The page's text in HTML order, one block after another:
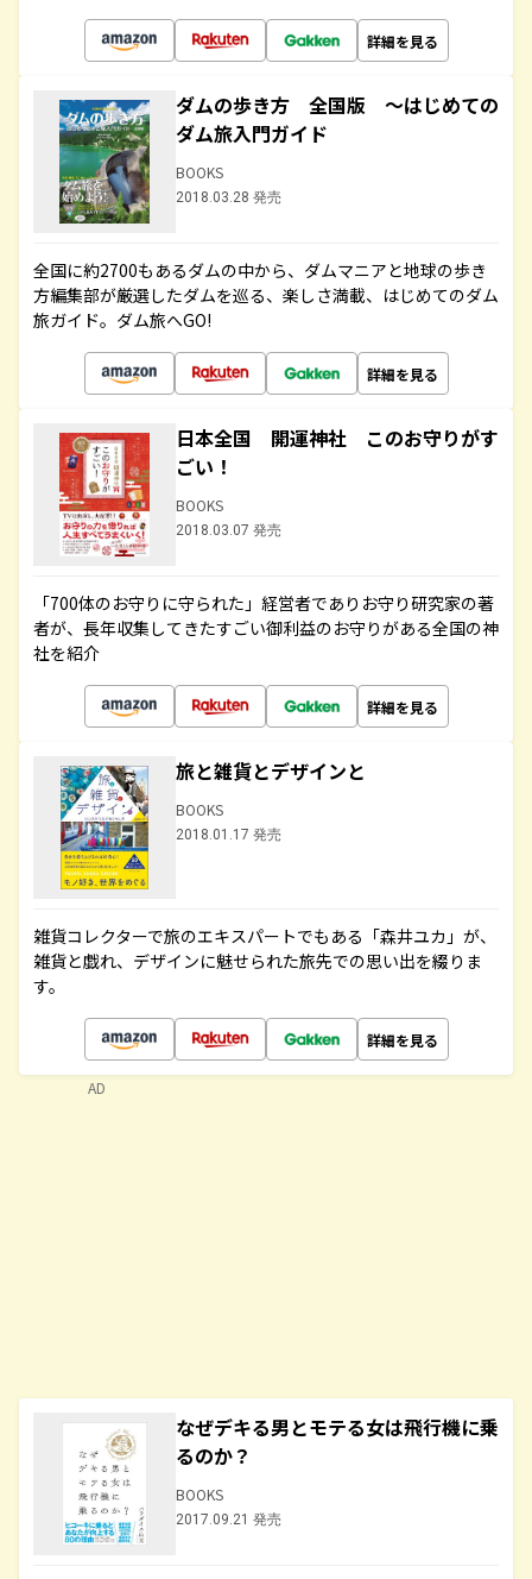
詳細を見る
ダムの歩き方 全国版 ～はじめての
ダム旅入門ガイド
BOOKS
2018.03.28 発売
全国に約2700もあるダムの中から、ダムマニアと地球の歩き
方編集部が厳選したダムを巡る、楽しさ満載、はじめてのダム
旅ガイド。ダム旅へGO!
詳細を見る
日本全国 開運神社 このお守りがす
ごい！
BOOKS
2018.03.07 発売
「700体のお守りに守られた」経営者でありお守り研究家の著
者が、長年収集してきたすごい御利益のお守りがある全国の神
社を紹介
詳細を見る
旅と雑貨とデザインと
BOOKS
2018.01.17 発売
雑貨コレクターで旅のエキスパートでもある「森井ユカ」が、
雑貨と戯れ、デザインに魅せられた旅先での思い出を綴りま
す。
詳細を見る
なぜデキる男とモテる女は飛行機に乗
るのか？
BOOKS
2017.09.21 発売
AD